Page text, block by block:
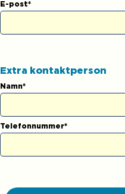
E-post*
Extra kontaktperson
Namn*
Telefonnummer*